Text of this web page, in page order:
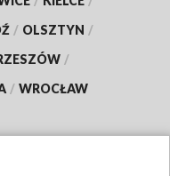
/ OLSZTYN /
/
/ WROCŁAW